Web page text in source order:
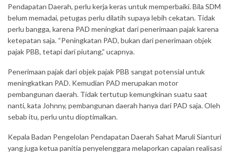
Pendapatan Daerah, perlu kerja keras untuk memperbaiki. Bila SDM
belum memadai, petugas perlu dilatih supaya lebih cekatan. Tidak
perlu bangga, karena PAD meningkat dari penerimaan pajak karena
ketepatan saja. “Peningkatan PAD, bukan dari penerimaan objek
pajak PBB, tetapi dari piutang,” ucapnya.
Penerimaan pajak dari objek pajak PBB sangat potensial untuk
meningkatkan PAD. Kemudian PAD merupakan motor
pembangunan daerah. Tidak tertutup kemungkinan suatu saat
nanti, kata Johnny, pembangunan daerah hanya dari PAD saja. Oleh
sebab itu, perlu untu dioptimalkan.
Kepala Badan Pengelolan Pendapatan Daerah Sahat Maruli Sianturi
yang juga ketua panitia penyelenggara melaporkan capaian realisasi